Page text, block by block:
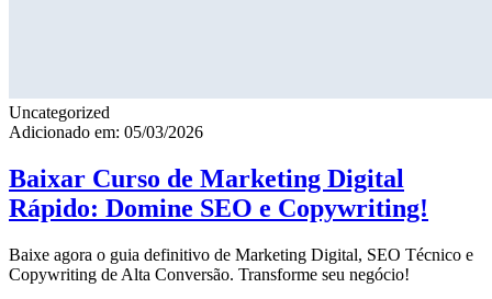
Uncategorized
Adicionado em: 05/03/2026
Baixar Curso de Marketing Digital
Rápido: Domine SEO e Copywriting!
Baixe agora o guia definitivo de Marketing Digital, SEO Técnico e
Copywriting de Alta Conversão. Transforme seu negócio!